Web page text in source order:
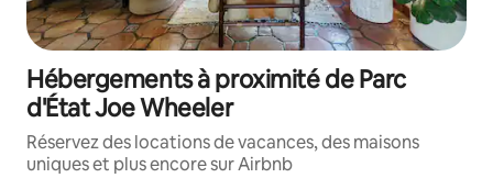
Hébergements à proximité de Parc
d'État Joe Wheeler
Réservez des locations de vacances, des maisons
uniques et plus encore sur Airbnb